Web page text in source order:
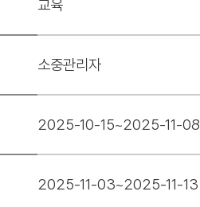
교육
소중관리자
2025-10-15~2025-11-08
2025-11-03~2025-11-13